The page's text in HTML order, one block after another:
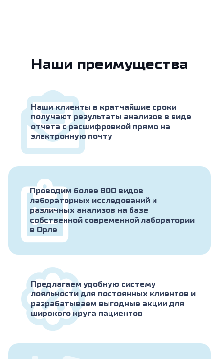
Наши преимущества
Наши клиенты в кратчайшие сроки
получают результаты анализов в виде
отчета с расшифровкой прямо на
электронную почту
Проводим более 800 видов
лабораторных исследований и
различных анализов на базе
собственной современной лаборатории
в Орле
Предлагаем удобную систему
лояльности для постоянных клиентов и
разрабатываем выгодные акции для
широкого круга пациентов